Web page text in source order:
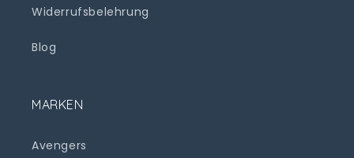
Widerrufsbelehrung
Blog
MARKEN
Avengers